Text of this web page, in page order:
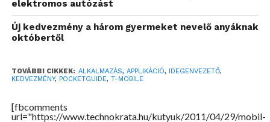
PocketGuide közösséggel. A Live Feed funkció
segítségével betekintést nyerhetnek abba, mi
történik aktuálisan az adott városban, illetve hogy a
tudják osztani ismerőseikkel.
Az alkalmazás ügyfélfelülete magyar nyelvű, de a
elektromos autózást
Új kedvezmény a három gyermeket nevelő anyáknak
októbertől
TOVÁBBI CIKKEK: ALKALMAZÁS, APPLIKÁCIÓ, IDEGENVEZETŐ,
KEDVEZMÉNY, POCKETGUIDE, T-MOBILE
[fbcomments
url="https://www.technokrata.hu/kutyuk/2011/04/29/mobil-